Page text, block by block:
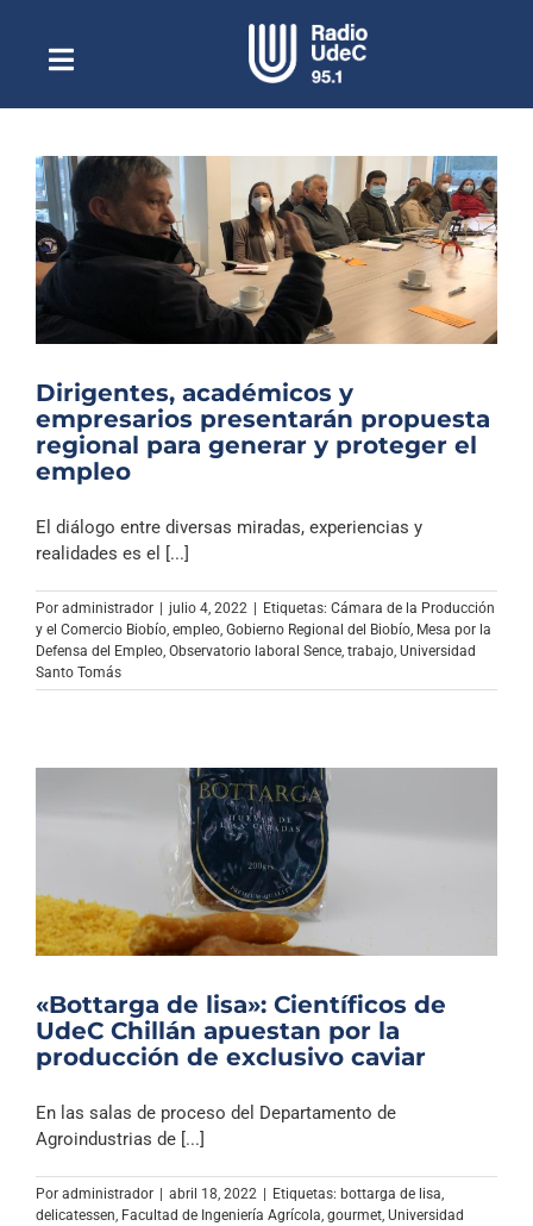
contenidoToggle
NavigationEscuchar Radio UdeC en vivo
Quiénes Somos
Programación
Podcast
Noticias
Columnas
Música Clásica
Dirigentes, académicos y
empresarios presentarán propuesta
regional para generar y proteger el
empleo
El diálogo entre diversas miradas, experiencias y
realidades es el [...]
Por administrador | julio 4, 2022 | Etiquetas: Cámara de la Producción
y el Comercio Biobío empleo Gobierno Regional del Biobío Mesa por la
Defensa del Empleo Observatorio laboral Sence trabajo Universidad
Santo Tomás
«Bottarga de lisa»: Científicos de
UdeC Chillán apuestan por la
producción de exclusivo caviar
En las salas de proceso del Departamento de
Agroindustrias de [...]
Por administrador | abril 18, 2022 | Etiquetas: bottarga de lisa
delicatessen Facultad de Ingeniería Agrícola gourmet Universidad